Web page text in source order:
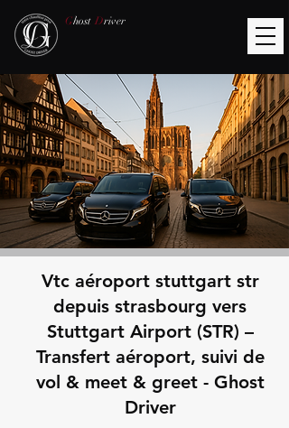
Ghost Driver
Vtc aéroport stuttgart str
depuis strasbourg vers
Stuttgart Airport (STR) –
Transfert aéroport, suivi de
vol & meet & greet - Ghost
Driver